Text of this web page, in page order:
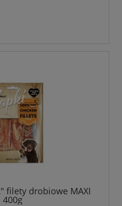
filety drobiowe MAXI
400g